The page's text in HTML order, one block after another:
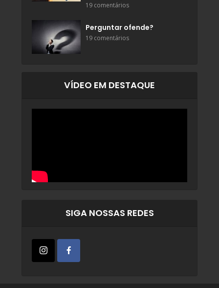
19 comentários
Perguntar ofende?
19 comentários
VÍDEO EM DESTAQUE
SIGA NOSSAS REDES